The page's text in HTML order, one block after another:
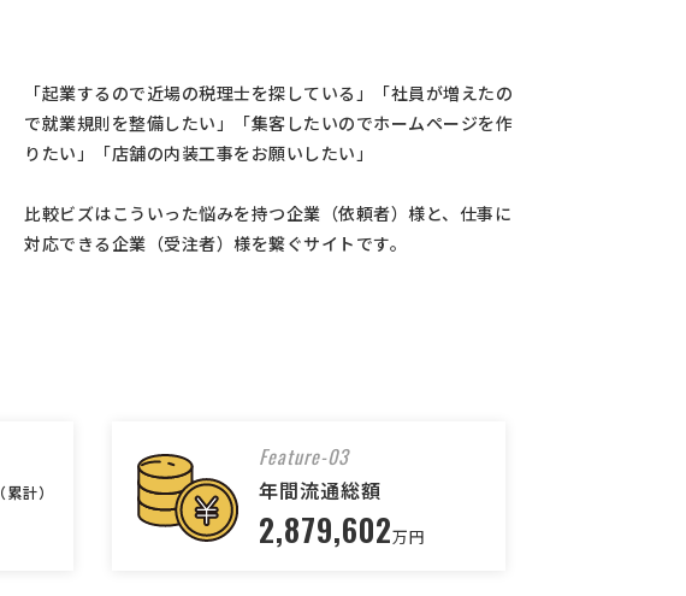
「起業するので近場の税理士を探している」「社員が増えたの
で就業規則を整備したい」「集客したいのでホームページを作
りたい」「店舗の内装工事をお願いしたい」
比較ビズはこういった悩みを持つ企業（依頼者）様と、仕事に
対応できる企業（受注者）様を繋ぐサイトです。
（累計）
Feature-03
年間流通総額
2,879,602万円